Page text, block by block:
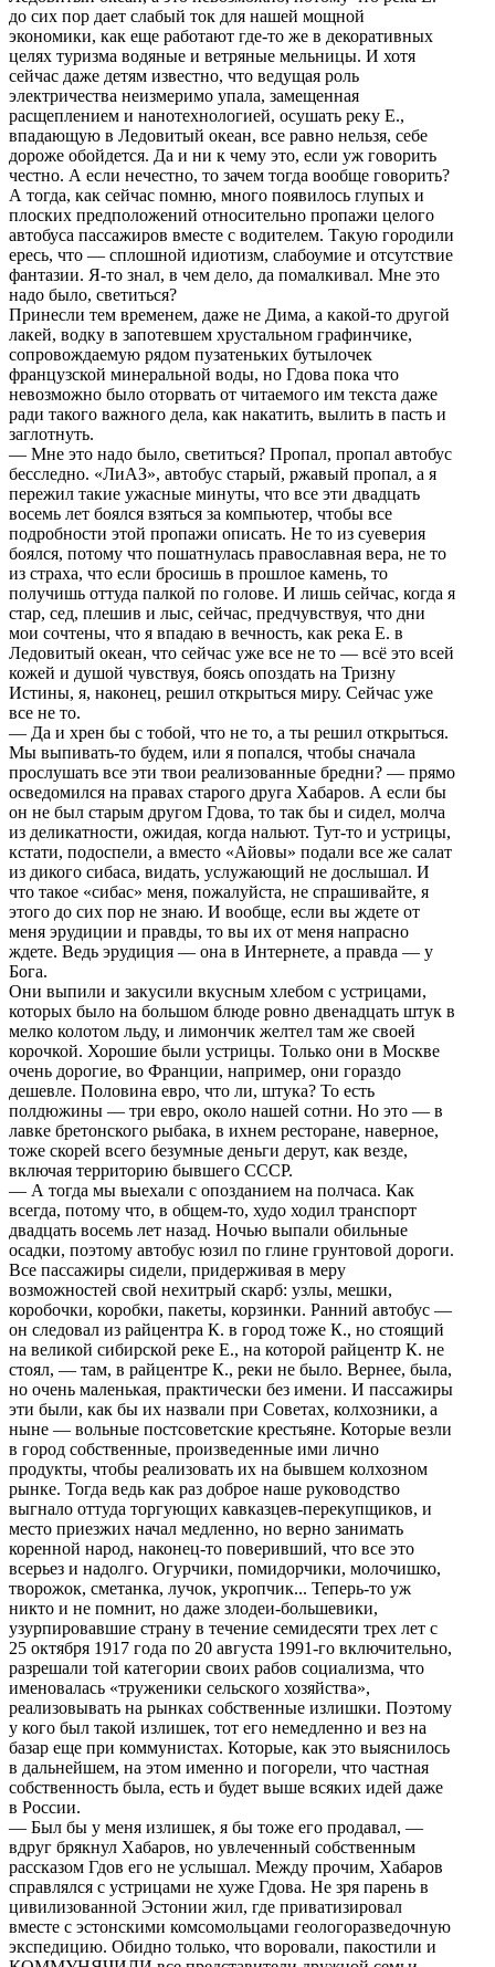
до сих пор дает слабый ток для нашей мощной
экономики, как еще работают где-то же в декоративных
целях туризма водяные и ветряные мельницы. И хотя
сейчас даже детям известно, что ведущая роль
электричества неизмеримо упала, замещенная
расщеплением и нанотехнологией, осушать реку Е.,
впадающую в Ледовитый океан, все равно нельзя, себе
дороже обойдется. Да и ни к чему это, если уж говорить
честно. А если нечестно, то зачем тогда вообще говорить?
А тогда, как сейчас помню, много появилось глупых и
плоских предположений относительно пропажи целого
автобуса пассажиров вместе с водителем. Такую городили
ересь, что — сплошной идиотизм, слабоумие и отсутствие
фантазии. Я-то знал, в чем дело, да помалкивал. Мне это
надо было, светиться?
Принесли тем временем, даже не Дима, а какой-то другой
лакей, водку в запотевшем хрустальном графинчике,
сопровождаемую рядом пузатеньких бутылочек
французской минеральной воды, но Гдова пока что
невозможно было оторвать от читаемого им текста даже
ради такого важного дела, как накатить, вылить в пасть и
заглотнуть.
— Мне это надо было, светиться? Пропал, пропал автобус
бесследно. «ЛиАЗ», автобус старый, ржавый пропал, а я
пережил такие ужасные минуты, что все эти двадцать
восемь лет боялся взяться за компьютер, чтобы все
подробности этой пропажи описать. Не то из суеверия
боялся, потому что пошатнулась православная вера, не то
из страха, что если бросишь в прошлое камень, то
получишь оттуда палкой по голове. И лишь сейчас, когда я
стар, сед, плешив и лыс, сейчас, предчувствуя, что дни
мои сочтены, что я впадаю в вечность, как река Е. в
Ледовитый океан, что сейчас уже все не то — всё это всей
кожей и душой чувствуя, боясь опоздать на Тризну
Истины, я, наконец, решил открыться миру. Сейчас уже
все не то.
— Да и хрен бы с тобой, что не то, а ты решил открыться.
Мы выпивать-то будем, или я попался, чтобы сначала
прослушать все эти твои реализованные бредни? — прямо
осведомился на правах старого друга Хабаров. А если бы
он не был старым другом Гдова, то так бы и сидел, молча
из деликатности, ожидая, когда нальют. Тут-то и устрицы,
кстати, подоспели, а вместо «Айовы» подали все же салат
из дикого сибаса, видать, услужающий не дослышал. И
что такое «сибас» меня, пожалуйста, не спрашивайте, я
этого до сих пор не знаю. И вообще, если вы ждете от
меня эрудиции и правды, то вы их от меня напрасно
ждете. Ведь эрудиция — она в Интернете, а правда — у
Бога.
Они выпили и закусили вкусным хлебом с устрицами,
которых было на большом блюде ровно двенадцать штук в
мелко колотом льду, и лимончик желтел там же своей
корочкой. Хорошие были устрицы. Только они в Москве
очень дорогие, во Франции, например, они гораздо
дешевле. Половина евро, что ли, штука? То есть
полдюжины — три евро, около нашей сотни. Но это — в
лавке бретонского рыбака, в ихнем ресторане, наверное,
тоже скорей всего безумные деньги дерут, как везде,
включая территорию бывшего СССР.
— А тогда мы выехали с опозданием на полчаса. Как
всегда, потому что, в общем-то, худо ходил транспорт
двадцать восемь лет назад. Ночью выпали обильные
осадки, поэтому автобус юзил по глине грунтовой дороги.
Все пассажиры сидели, придерживая в меру
возможностей свой нехитрый скарб: узлы, мешки,
коробочки, коробки, пакеты, корзинки. Ранний автобус —
он следовал из райцентра К. в город тоже К., но стоящий
на великой сибирской реке Е., на которой райцентр К. не
стоял, — там, в райцентре К., реки не было. Вернее, была,
но очень маленькая, практически без имени. И пассажиры
эти были, как бы их назвали при Советах, колхозники, а
ныне — вольные постсоветские крестьяне. Которые везли
в город собственные, произведенные ими лично
продукты, чтобы реализовать их на бывшем колхозном
рынке. Тогда ведь как раз доброе наше руководство
выгнало оттуда торгующих кавказцев-перекупщиков, и
место приезжих начал медленно, но верно занимать
коренной народ, наконец-то поверивший, что все это
всерьез и надолго. Огурчики, помидорчики, молочишко,
творожок, сметанка, лучок, укропчик... Теперь-то уж
никто и не помнит, но даже злодеи-большевики,
узурпировавшие страну в течение семидесяти трех лет с
25 октября 1917 года по 20 августа 1991-го включительно,
разрешали той категории своих рабов социализма, что
именовалась «труженики сельского хозяйства»,
реализовывать на рынках собственные излишки. Поэтому
у кого был такой излишек, тот его немедленно и вез на
базар еще при коммунистах. Которые, как это выяснилось
в дальнейшем, на этом именно и погорели, что частная
собственность была, есть и будет выше всяких идей даже
в России.
— Был бы у меня излишек, я бы тоже его продавал, —
вдруг брякнул Хабаров, но увлеченный собственным
рассказом Гдов его не услышал. Между прочим, Хабаров
справлялся с устрицами не хуже Гдова. Не зря парень в
цивилизованной Эстонии жил, где приватизировал
вместе с эстонскими комсомольцами геологоразведочную
экспедицию. Обидно только, что воровали, пакостили и